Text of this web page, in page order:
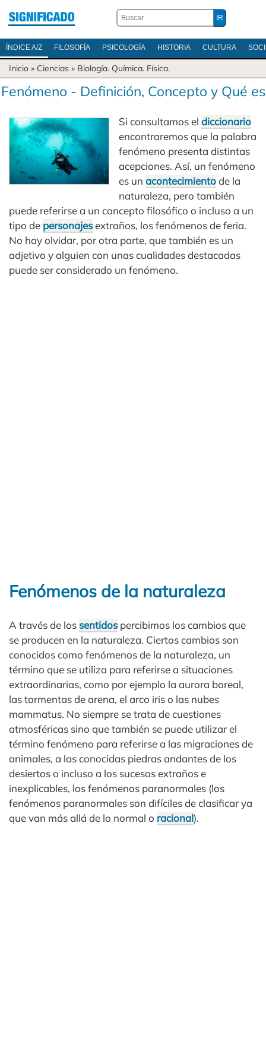
ÍNDICE A/Z FILOSOFÍA PSICOLOGÍA HISTORIA CULTURA
Inicio » Ciencias » Biología. Química. Física.
Fenómeno - Definición, Concepto y Qué es
Si consultamos eldiccionario
encontraremos que la palabra
fenómeno presenta distintas
acepciones. Así, un fenómeno
es unacontecimientode la
naturaleza, pero también
puede referirse a un concepto filosófico o incluso a un
tipo de personajesextraños, los fenómenos de feria.
No hay olvidar, por otra parte, que también es un
adjetivo y alguien con unas cualidades destacadas
puede ser considerado un fenómeno.
Fenómenos de la naturaleza
A través de los sentidospercibimos los cambios que
se producen en la naturaleza. Ciertos cambios son
conocidos como fenómenos de la naturaleza, un
término que se utiliza para referirse a situaciones
extraordinarias, como por ejemplo la aurora boreal,
las tormentas de arena, el arco iris o las nubes
mammatus. No siempre se trata de cuestiones
atmosféricas sino que también se puede utilizar el
término fenómeno para referirse a las migraciones de
animales, a las conocidas piedras andantes de los
desiertos o incluso a los sucesos extraños e
inexplicables, los fenómenos paranormales (los
fenómenos paranormales son difíciles de clasificar ya
que van más allá de lo normal o racional).